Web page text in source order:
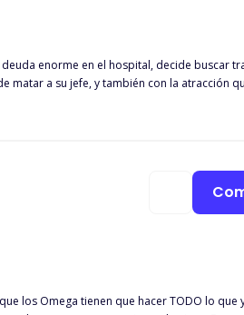
matar a su jefe, y también con la atracción
para demostrar cuál es el mejor de los
los Omega tienen que hacer TODO lo